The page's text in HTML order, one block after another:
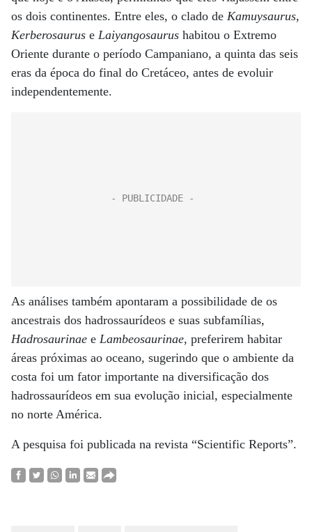
os dois continentes. Entre eles, o clado de Kamuysaurus,
Kerberosaurus e Laiyangosaurus habitou o Extremo
Oriente durante o período Campaniano, a quinta das seis
eras da época do final do Cretáceo, antes de evoluir
independentemente.
As análises também apontaram a possibilidade de os
ancestrais dos hadrossaurídeos e suas subfamílias,
Hadrosaurinae e Lambeosaurinae, preferirem habitar
áreas próximas ao oceano, sugerindo que o ambiente da
costa foi um fator importante na diversificação dos
hadrossaurídeos em sua evolução inicial, especialmente
no norte América.
A pesquisa foi publicada na revista “Scientific Reports”.